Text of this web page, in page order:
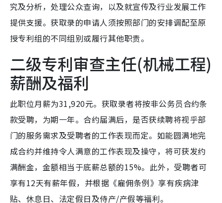
究及分析，处理公众查询，以及就宣传及行业发展工作
提供支援。获取录的申请人须按照部门的安排调配至原
授专利组的不同组别或履行其他职责。
二级专利审查主任(机械工程)
薪酬及福利
此职位月薪为31,920元。获取录者将按非公务员合约条
款受聘，为期一年。合约届满后，是否获续聘将视乎部
门的服务需求及受聘者的工作表现而定。如能圆满地完
成合约并维持令人满意的工作表现及操守，将可获发约
满酬金，金额相当于底薪总额的15%。此外，受聘者可
享有12天有薪年假，并根据《雇佣条例》享有疾病津
贴、休息日、法定假日及侍产/产假等福利。